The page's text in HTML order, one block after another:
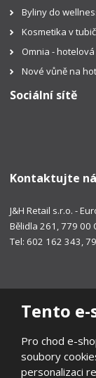
Tento
Pro chod e-
soubory
personalizaci
Byliny do
Kosmetika v
Omnia -
Nové vůně na
Sociální sítě
Kontaktujte
J&H Retail s.r.o. -
Bělidla 261, 779 00
Tel: 602 162 343,